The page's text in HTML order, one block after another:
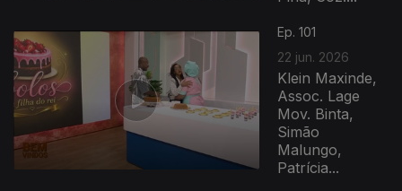
Ep. 101
22 jun. 2026
Klein Maxinde,
Assoc. Lage
Mov. Binta,
Simão
Malungo,
Patrícia...